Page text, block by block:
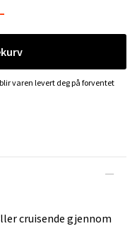
varen levert deg på forventet
cruisende gjennom